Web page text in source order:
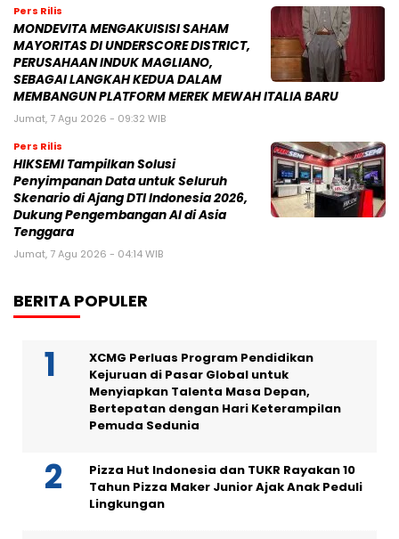
Pers Rilis
MONDEVITA MENGAKUISISI SAHAM
MAYORITAS DI UNDERSCORE DISTRICT,
PERUSAHAAN INDUK MAGLIANO,
SEBAGAI LANGKAH KEDUA DALAM
MEMBANGUN PLATFORM MEREK MEWAH ITALIA BARU
Jumat, 7 Agu 2026 - 09:32 WIB
Pers Rilis
HIKSEMI Tampilkan Solusi
Penyimpanan Data untuk Seluruh
Skenario di Ajang DTI Indonesia 2026,
Dukung Pengembangan AI di Asia
Tenggara
Jumat, 7 Agu 2026 - 04:14 WIB
BERITA POPULER
XCMG Perluas Program Pendidikan
Kejuruan di Pasar Global untuk
Menyiapkan Talenta Masa Depan,
Bertepatan dengan Hari Keterampilan
Pemuda Sedunia
Pizza Hut Indonesia dan TUKR Rayakan 10
Tahun Pizza Maker Junior Ajak Anak Peduli
Lingkungan